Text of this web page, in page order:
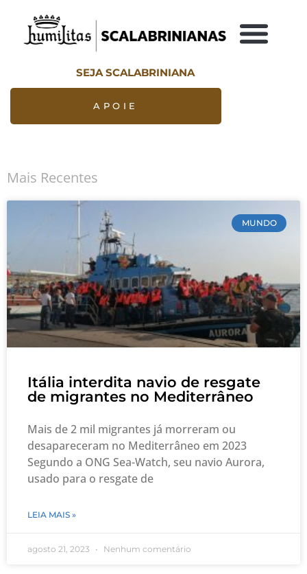
SEJA SCALABRINIANA
APOIE
Mais Recentes
MUNDO
Itália interdita navio de resgate
de migrantes no Mediterrâneo
Mais de 2 mil migrantes já morreram ou
desapareceram no Mediterrâneo em 2023
Segundo a ONG Sea-Watch, seu navio Aurora,
usado para o resgate de
LEIA MAIS »
agosto 21, 2023 Nenhum comentário